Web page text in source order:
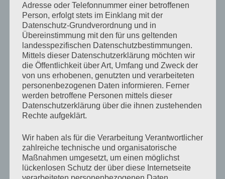
Lightroom 4
Lightroom 4 ist ja nun schon einige Zeit verfügbar und
auch ich habe endlich ein Angebot gefunden. Hoffen
wir mal das die Installation und die Umwandlung des
alten Kataloges reibungslos über die Bühne geht. Auf
die Neuerungen bin ich schon sehr gespannt.
VERÖFFENTLICHT
AM
11. APRIL 2012
Adresse oder Telefonnummer einer betroffenen
Person, erfolgt stets im Einklang mit der
Datenschutz-Grundverordnung und in
Übereinstimmung mit den für uns geltenden
landesspezifischen Datenschutzbestimmungen.
Mittels dieser Datenschutzerklärung möchten wir
die Öffentlichkeit über Art, Umfang und Zweck der
von uns erhobenen, genutzten und verarbeiteten
personenbezogenen Daten informieren. Ferner
werden betroffene Personen mittels dieser
Datenschutzerklärung über die ihnen zustehenden
Rechte aufgeklärt.
Wir haben als für die Verarbeitung Verantwortlicher
zahlreiche technische und organisatorische
Maßnahmen umgesetzt, um einen möglichst
lückenlosen Schutz der über diese Internetseite